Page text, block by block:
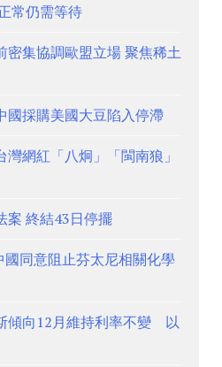
常仍需等待
密集協調歐盟立場 聚焦稀土
國採購美國大豆陷入停滯
灣網紅「八炯」「閩南狼」
案 終結43日停擺
國同意阻止芬太尼相關化學
傾向12月維持利率不變 以